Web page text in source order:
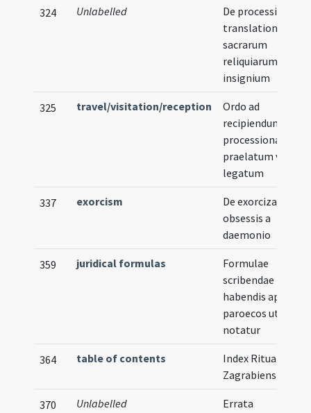
324 Unlabelled
De processione in
translatione
sacrarum
reliquiarum
insignium
325 travel/visitation/reception
Ordo ad
recipiendum
processionaliter
praelatum vel
legatum
337 exorcism
De exorcizandis
obsessis a
daemonio
359 juridical formulas
Formulae
scribendae in
habendis apud
paroecos ut infra
notatur
364 table of contents
Index Ritualis
Zagrabiensis
370 Unlabelled Errata